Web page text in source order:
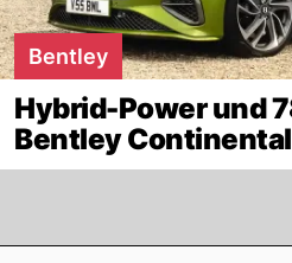
Bentley
Hybrid-Power und
Bentley Continental